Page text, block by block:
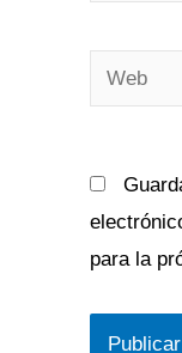
Web
para la